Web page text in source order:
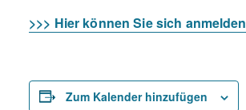
>>> Hier können Sie sich anmelden
Zum Kalender hinzufügen